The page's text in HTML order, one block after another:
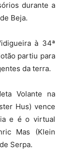
durante a
Beja.
à 34ª
partiu para
da terra.
Volante na
Hus) vence
e é o virtual
Mas (Klein
Serpa.